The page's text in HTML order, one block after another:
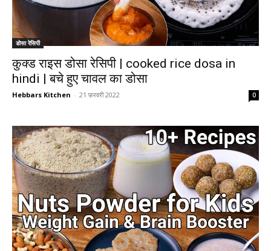
डोसा रेसिपी
कुक्ड राइस डोसा रेसिपी | cooked rice dosa in
hindi | बचे हुए चावल का डोसा
Hebbars Kitchen - 21 फ़रवरी 2022 0